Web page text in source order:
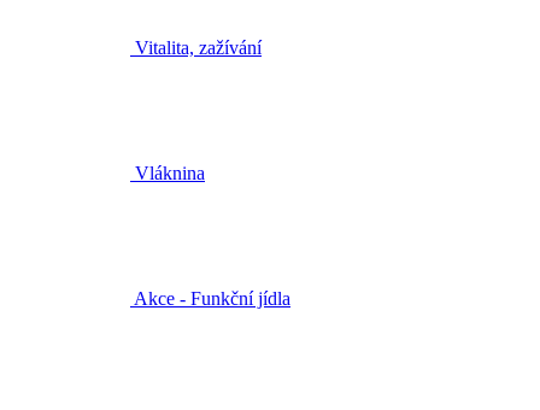
Vitalita, zažívání
Vláknina
Akce - Funkční jídla